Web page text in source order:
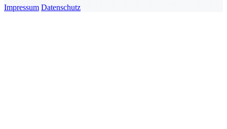
Impressum Datenschutz